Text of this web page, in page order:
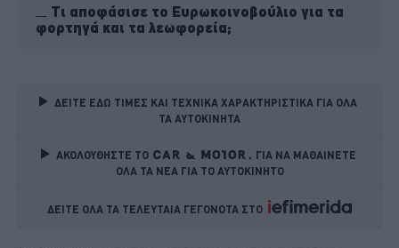
Τι αποφάσισε το Ευρωκοινοβούλιο για τα
φορτηγά και τα λεωφορεία;
ΔΕΙΤΕ ΕΔΩ ΤΙΜΕΣ ΚΑΙ ΤΕΧΝΙΚΑ ΧΑΡΑΚΤΗΡΙΣΤΙΚΑ ΓΙΑ ΟΛΑ
ΤΑ ΑΥΤΟΚΙΝΗΤΑ
ΑΚΟΛΟΥΘΗΣΤΕ ΤΟ
ΓΙΑ ΝΑ ΜΑΘΑΙΝΕΤΕ
ΟΛΑ ΤΑ ΝΕΑ ΓΙΑ ΤΟ ΑΥΤΟΚΙΝΗΤΟ
ΔΕΙΤΕ ΟΛΑ ΤΑ ΤΕΛΕΥΤΑΙΑ ΓΕΓΟΝΟΤΑ ΣΤΟ